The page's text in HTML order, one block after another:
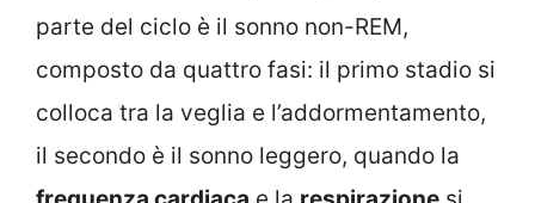
parte del ciclo è il sonno non-REM,
composto da quattro fasi: il primo stadio si
colloca tra la veglia e l’addormentamento,
il secondo è il sonno leggero, quando la